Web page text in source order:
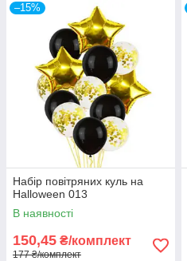
–15%
Набір повітряних куль на
Halloween 013
В наявності
150,45 ₴/комплект
177 ₴/комплект